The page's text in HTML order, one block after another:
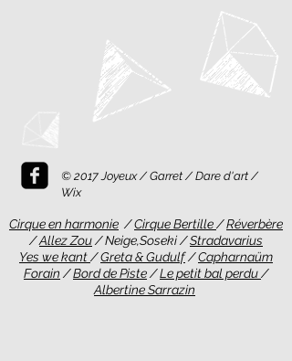
© 2017 Joyeux / Garret / Dare d'art /
Wix
Cirque en harmonie /Cirque Bertille/Réverbère
/Allez Zou/ Neige,Soseki /Stradavarius
Yes we kant/Greta & Gudulf/Capharnaüm
Forain /Bord de Piste/Le petit bal perdu/
Albertine Sarrazin